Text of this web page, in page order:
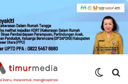
Switch